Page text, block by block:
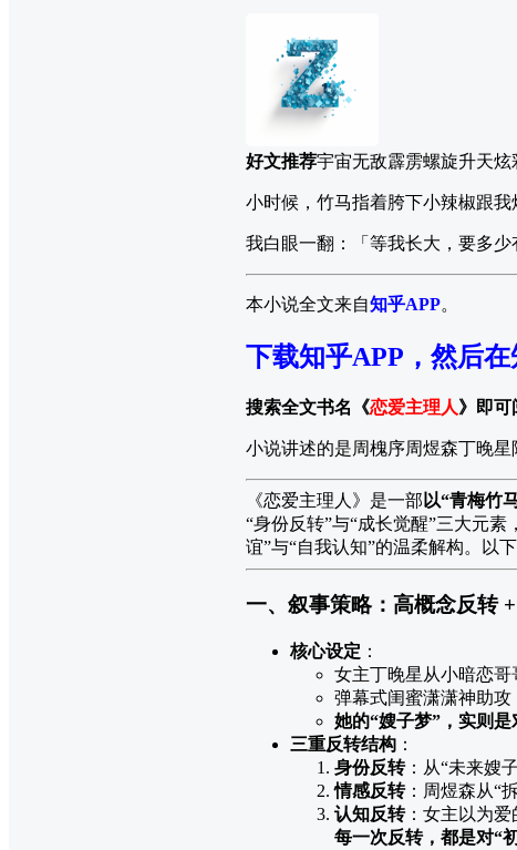
好文推荐宇宙无敌霹雳螺旋升天
小时候，竹马指着胯下小辣椒跟我
我白眼一翻：「等我长大，要多少
本小说全文来自知乎APP。
下载知乎APP，然后
搜索全文书名《恋爱主理人》即可
小说讲述的是周槐序周煜森丁晚
《恋爱主理人》是一部 以“青梅竹
“身份反转”与“成长觉醒”三大元素
谊”与“自我认知”的温柔解构。以
一、叙事策略：高概念反转
核心设定 ：
女主丁晚星从小暗恋哥
弹幕式闺蜜潇潇神助攻
她的“嫂子梦”，实则是
三重反转结构 ：
身份反转：从“未来嫂
情感反转：周煜森从“
认知反转：女主以为爱
每一次反转，都是对“